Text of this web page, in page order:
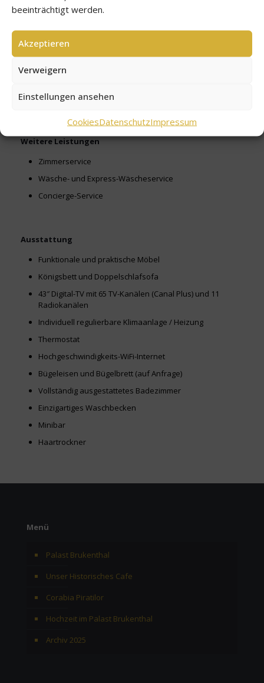
beeinträchtigt werden.
Akzeptieren
Verweigern
Einstellungen ansehen
CookiesDatenschutzImpressum
Informationen
Zimmer mit mindestens zwei Erwachsenen.
Haustiere sind willkommen, Aufpreis von 60 RON pro Tag.
Weitere Leistungen
Zimmerservice
Wäsche- und Express-Wäscheservice
Concierge-Service
Ausstattung
Funktionale und praktische Möbel
Königsbett und Doppelschlafsofa
43″ Digital-TV mit 65 TV-Kanälen (Canal Plus) und 11
Radiokanälen
Individuell regulierbare Klimaanlage / Heizung
Thermostat
Hochgeschwindigkeits-WiFi-Internet
Bügeleisen und Bügelbrett (auf Anfrage)
Vollständig ausgestattetes Badezimmer
Einzigartiges Waschbecken
Minibar
Haartrockner
Menü
Palast Brukenthal
Unser Historisches Cafe
Corabia Piratilor
Hochzeit im Palast Brukenthal
Archiv 2025